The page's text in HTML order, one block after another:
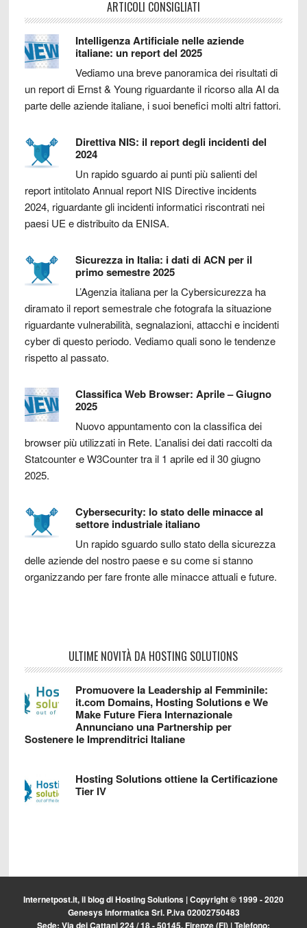
ARTICOLI CONSIGLIATI
Intelligenza Artificiale nelle aziende
italiane: un report del 2025
Vediamo una breve panoramica dei risultati di
un report di Ernst & Young riguardante il ricorso alla AI da
parte delle aziende italiane, i suoi benefici molti altri fattori.
Direttiva NIS: il report degli incidenti del
2024
Un rapido sguardo ai punti più salienti del
report intitolato Annual report NIS Directive incidents
2024, riguardante gli incidenti informatici riscontrati nei
paesi UE e distribuito da ENISA.
Sicurezza in Italia: i dati di ACN per il
primo semestre 2025
L’Agenzia italiana per la Cybersicurezza ha
diramato il report semestrale che fotografa la situazione
riguardante vulnerabilità, segnalazioni, attacchi e incidenti
cyber di questo periodo. Vediamo quali sono le tendenze
rispetto al passato.
Classifica Web Browser: Aprile – Giugno
2025
Nuovo appuntamento con la classifica dei
browser più utilizzati in Rete. L’analisi dei dati raccolti da
Statcounter e W3Counter tra il 1 aprile ed il 30 giugno
2025.
Cybersecurity: lo stato delle minacce al
settore industriale italiano
Un rapido sguardo sullo stato della sicurezza
delle aziende del nostro paese e su come si stanno
organizzando per fare fronte alle minacce attuali e future.
ULTIME NOVITÀ DA HOSTING SOLUTIONS
Promuovere la Leadership al Femminile:
it.com Domains, Hosting Solutions e We
Make Future Fiera Internazionale
Annunciano una Partnership per
Sostenere le Imprenditrici Italiane
Hosting Solutions ottiene la Certificazione
Tier IV
Internetpost.it, il blog diHosting Solutions | Copyright © 1999 - 2020
Genesys Informatica Srl. P.iva 02002750483
Sede: Via dei Cattani 224 / 18 - 50145, Firenze (FI) | Telefono: